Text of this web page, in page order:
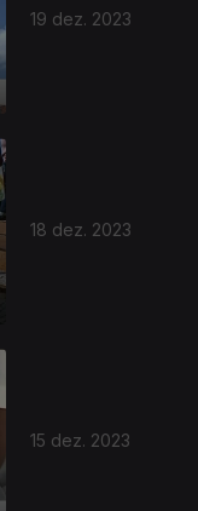
19 dez. 2023
18 dez. 2023
15 dez. 2023